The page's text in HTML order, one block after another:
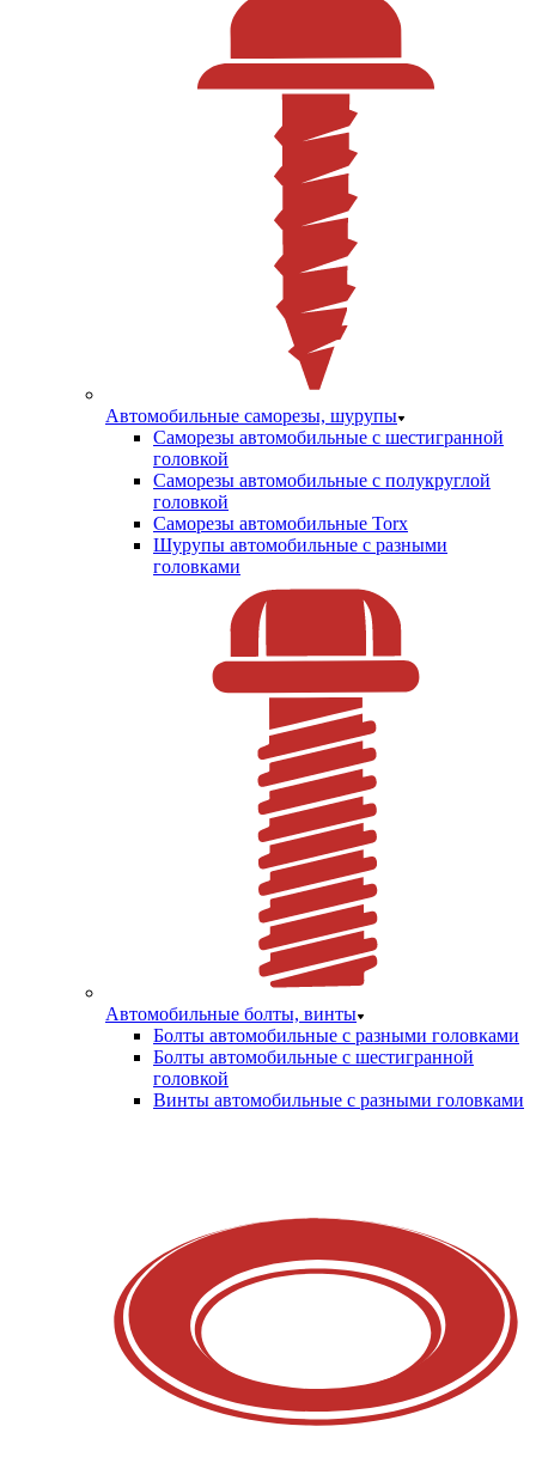
Автомобильные саморезы, шурупы
Саморезы автомобильные с шестигранной
головкой
Саморезы автомобильные с полукруглой
головкой
Саморезы автомобильные Torx
Шурупы автомобильные с разными
головками
Автомобильные болты, винты
Болты автомобильные с разными головками
Болты автомобильные с шестигранной
головкой
Винты автомобильные с разными головками